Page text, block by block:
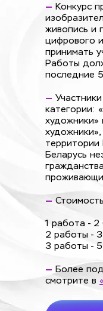
— Конкурс
живопись и
цифрового
принимать
Работы
последние
—
категории:
художники»
территории
Беларусь
—
1 работа - 2
2 работы -
3 работы -
— Более
смотрите в